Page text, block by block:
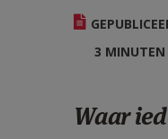
3 MINUTEN
Waar